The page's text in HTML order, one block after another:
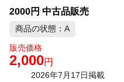
2000円 中古品販売
商品の状態：A
販売価格
2,000円
2026年7月17日掲載